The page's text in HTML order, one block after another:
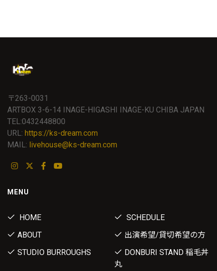
〒263-0031
ARTBOX 3-6-14 INAGE-HIGASHI INAGE-KU CHIBA JAPAN
TEL:0432448800
URL: https://ks-dream.com
MAIL: livehouse@ks-dream.com
MENU
HOME
SCHEDULE
ABOUT
出演希望/貸切希望の方
STUDIO BURROUGHS
DONBURI STAND 稲毛丼
丸